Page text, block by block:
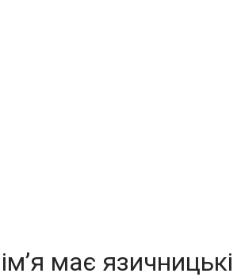
має язичницькі